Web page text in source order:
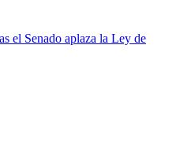
el Senado aplaza la Ley de